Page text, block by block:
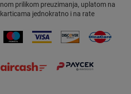
prilikom preuzimanja, uplatom na
jednokratno i na rate